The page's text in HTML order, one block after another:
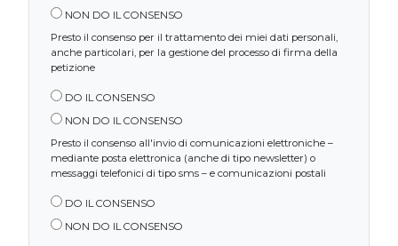
NON DO IL CONSENSO
Presto il consenso per il trattamento dei miei dati personali,
anche particolari, per la gestione del processo di firma della
petizione
DO IL CONSENSO
NON DO IL CONSENSO
Presto il consenso all'invio di comunicazioni elettroniche –
mediante posta elettronica (anche di tipo newsletter) o
messaggi telefonici di tipo sms – e comunicazioni postali
DO IL CONSENSO
NON DO IL CONSENSO